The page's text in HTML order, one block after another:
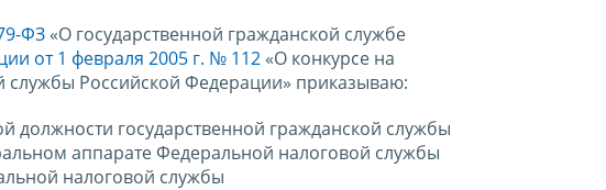
ФЗ «О государственной гражданской службе
от 1 февраля 2005 г. № 112 «О конкурсе на
службы Российской Федерации» приказываю:
должности государственной гражданской службы
аппарате Федеральной налоговой службы
налоговой службы